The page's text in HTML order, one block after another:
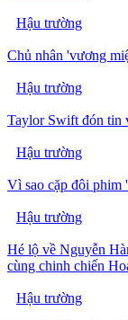
Hậu trường
Chủ nhân 'vương
Hậu trường
Taylor Swift đón tin
Hậu trường
Vì sao cặp đôi phim
Hậu trường
Hé lộ về Nguyễn
cùng chinh chiến
Hậu trường